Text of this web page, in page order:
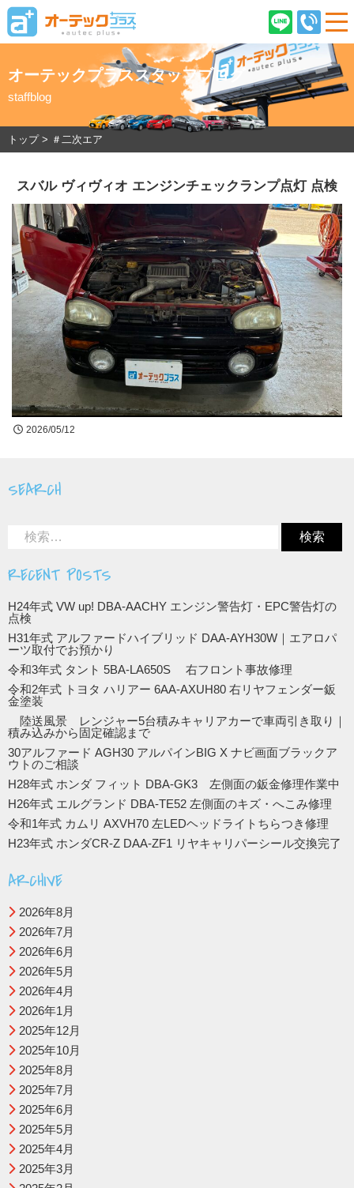
ご契約後のお客様へ 店舗情報
企業情報 採用情報
在庫車情報
オーテックプラスとは
ご購入の流れ
オーテック安心保証
車検・ピットサービス
買取無料査定
お問合せ
オーテックプラススタッフブログ
staffblog
トップ> ＃二次エア
スバル ヴィヴィオ エンジンチェックランプ点灯 点検
2026/05/12
SEARCH
RECENT POSTS
H24年式 VW up! DBA-AACHY エンジン警告灯・EPC警告灯の
点検
H31年式 アルファードハイブリッド DAA-AYH30W｜エアロパ
ーツ取付でお預かり
令和3年式 タント 5BA-LA650S 右フロント事故修理
令和2年式 トヨタ ハリアー 6AA-AXUH80 右リヤフェンダー鈑
金塗装
陸送風景 レンジャー5台積みキャリアカーで車両引き取り｜
積み込みから固定確認まで
30アルファード AGH30 アルパインBIG X ナビ画面ブラックア
ウトのご相談
H28年式 ホンダ フィット DBA-GK3 左側面の鈑金修理作業中
H26年式 エルグランド DBA-TE52 左側面のキズ・へこみ修理
令和1年式 カムリ AXVH70 左LEDヘッドライトちらつき修理
H23年式 ホンダCR-Z DAA-ZF1 リヤキャリパーシール交換完了
ARCHIVE
2026年8月
2026年7月
2026年6月
2026年5月
2026年4月
2026年1月
2025年12月
2025年10月
2025年8月
2025年7月
2025年6月
2025年5月
2025年4月
2025年3月